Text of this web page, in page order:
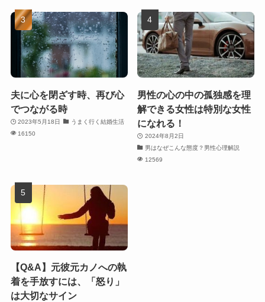
夫に心を閉ざす時、再び心
でつながる時
2023年5月18日
うまく行く結婚生活
16150
男性の心の中の孤独感を理
解できる女性は特別な女性
になれる！
2024年8月2日
男はなぜこんな態度？男性心理解説
12569
【Q&A】元彼元カノへの執
着を手放すには、「怒り」
は大切なサイン